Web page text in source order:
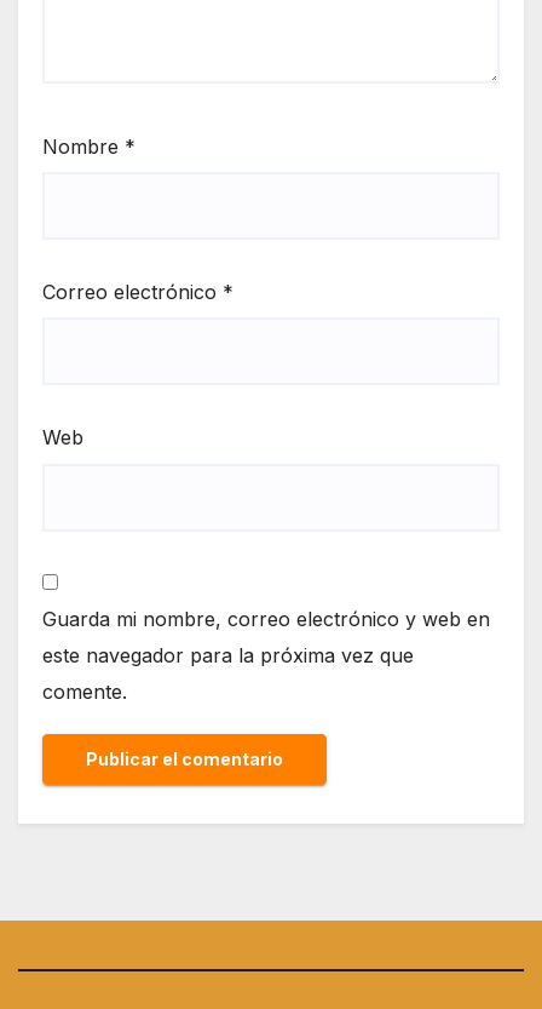
Nombre *
Correo electrónico *
Web
Guarda mi nombre, correo electrónico y web en
este navegador para la próxima vez que
comente.